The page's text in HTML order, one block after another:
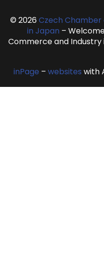
© 2026 Czech
in Japan –
Commerce and Industry
inPage – websites with